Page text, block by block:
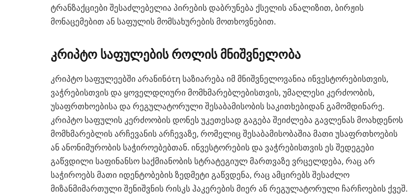
ტრანზაქციები შესაძლებელია პირების დაბრუნება ქსელის ანალიზით, ბირჟის
მონაცემებით ან საფულის მომსახურების მოთხოვნებით.
კრიპტო საფულების როლის მნიშვნელობა
კრიპტო საფულეებში არანინότη საზიარება იმ მნიშვნელოვანია ინვესტორებისთვის,
ვაჭრებისთვის და ყოველდღიური მომხმარებლებისთვის, უმაღლესი კერძოობის,
უსაფრთხოებისა და რეგულატორული შესაბამისობის საკითხებიდან გამომდინარე.
კრიპტო საფულის კერძოობის დონეს უკეთესად გაგება შეიძლება გავლენას მოახდენოს
მომხმარებლის არჩევანის არჩევაზე, რომელიც შესაბამისობაშია მათი უსაფრთხოების
ან ანონიმურობის საჭიროებებთან. ინვესტორების და ვაჭრებისთვის ეს შედეგები
გაწვდილი საფინანსო საქმიანობის სტრატეგიულ მართვაზე ვრცელდება, რაც არ
საჭიროებს მათი იდენტობების ზედმეტი გაწვდენა, რაც ამცირებს შესაძლო
მიზანმიმართული შენიშვნის რისკს ჰაკერების მიერ ან რეგულატორული ჩარჩოების ქვეშ.